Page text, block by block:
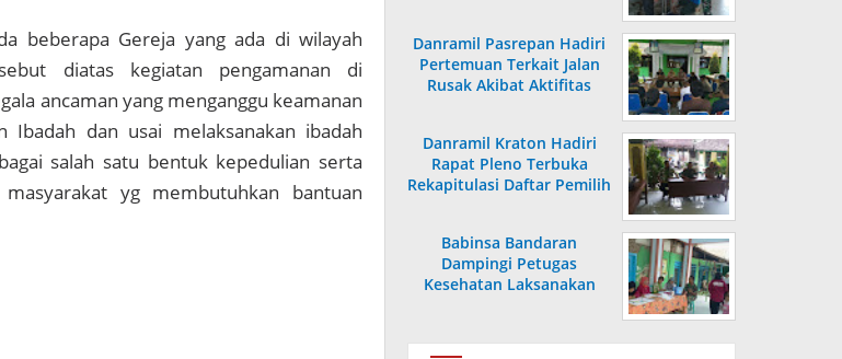
beberapa Gereja yang ada di wilayah
diatas kegiatan pengamanan di
ancaman yang menganggu keamanan
Ibadah dan usai melaksanakan ibadah
salah satu bentuk kepedulian serta
yg membutuhkan bantuan
Danramil Pasrepan Hadiri
Pertemuan Terkait Jalan
Rusak Akibat Aktifitas
Danramil Kraton Hadiri
Rapat Pleno Terbuka
Rekapitulasi Daftar Pemilih
Babinsa Bandaran
Dampingi Petugas
Kesehatan Laksanakan